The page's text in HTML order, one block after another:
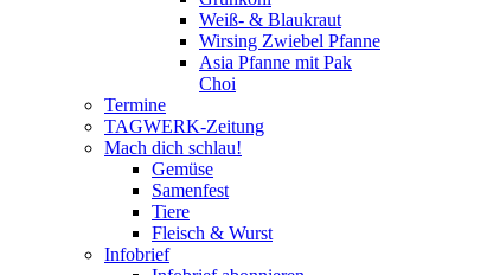
Weiß- & Blaukraut
Wirsing Zwiebel Pfanne
Asia Pfanne mit Pak
Choi
Termine
TAGWERK-Zeitung
Mach dich schlau!
Gemüse
Samenfest
Tiere
Fleisch & Wurst
Infobrief